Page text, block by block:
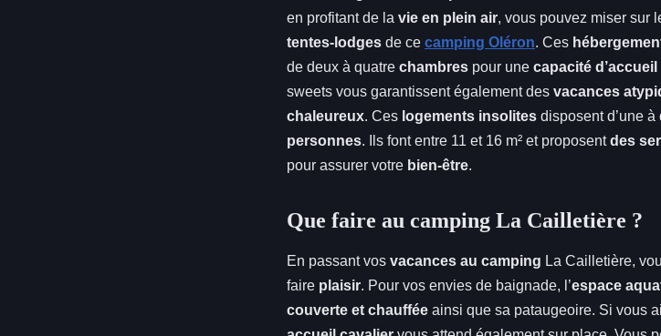
en profitant de la vie en plein air, vous pouvez miser sur
tentes-lodges de ce camping Oléron. Ces
de deux à quatre chambres pour une capacité d’accueil
sweets vous garantissent également des vacances
chaleureux. Ces logements insolites disposent d’une à
personnes. Ils font entre 11 et 16 m² et proposentdes
pour assurer votre bien-être.
Que faire au camping La Cailletière ?
En passant vos vacances au camping La Cailletière,
faire plaisir. Pour vos envies de baignade, l’espace
couverte et chauffée ainsi que sa pataugeoire. Si vous